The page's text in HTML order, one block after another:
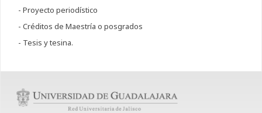
- Proyecto periodístico
- Créditos de Maestría o posgrados
- Tesis y tesina.